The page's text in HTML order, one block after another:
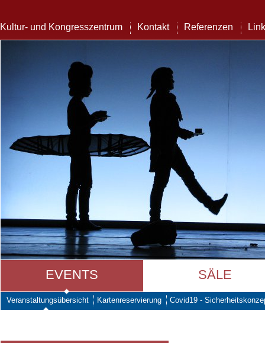
Kultur- und Kongresszentrum Kontakt Referenzen
EVENTS SÄLE
Veranstaltungsübersicht Kartenreservierung Covid19 -